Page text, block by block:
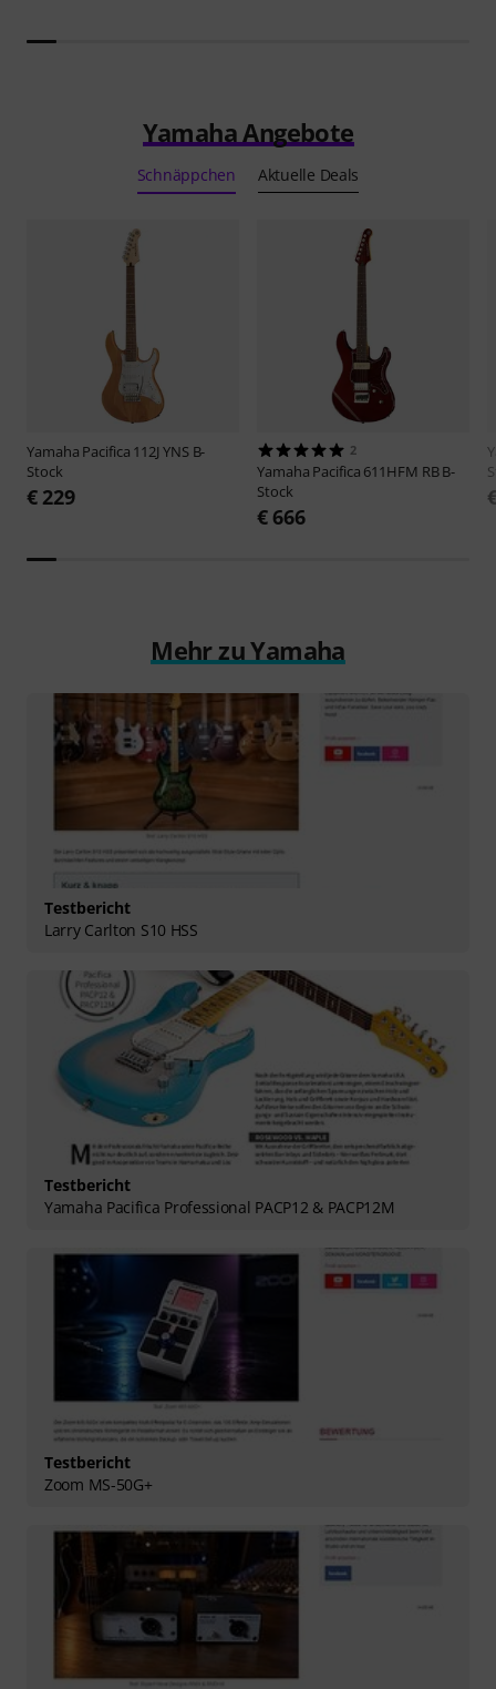
Yamaha Angebote
Schnäppchen Aktuelle Deals
Yamaha Pacifica 112J YNS B-
Stock
€ 229
2
Yamaha Pacifica 611HFM RB B-
Stock
€ 666
Mehr zu Yamaha
Testbericht
Larry Carlton S10 HSS
Testbericht
Yamaha Pacifica Professional PACP12 & PACP12M
Testbericht
Zoom MS-50G+